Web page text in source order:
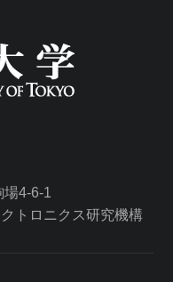
場4-6-1
トロニクス研究機構